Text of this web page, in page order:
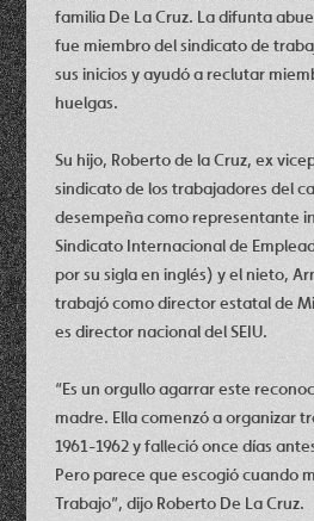
familia De La Cruz. La difunta
fue miembro del sindicato de
sus inicios y ayudó a reclutar
huelgas.
Su hijo, Roberto de la Cruz, ex
sindicato de los trabajadores del
desempeña como representante
Sindicato Internacional de
por su sigla en inglés) y el nieto,
trabajó como director estatal de
es director nacional del SEIU.
“Es un orgullo agarrar este
madre. Ella comenzó a organizar
1961-1962 y falleció once días
Pero parece que escogió cuando
Trabajo”, dijo Roberto De La Cruz.